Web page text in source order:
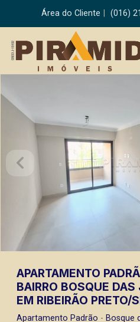
Área do Cliente (016)
APARTAMENTO
BAIRRO BOSQUE
EM RIBEIRÃO PRETO/
Apartamento Padrão - Bosque